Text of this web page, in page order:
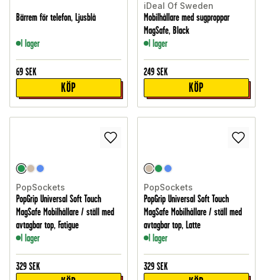
Bärrem för telefon, Ljusblå
I lager
69 SEK
KÖP
iDeal Of Sweden
Mobilhållare med sugproppar
MagSafe, Black
I lager
249 SEK
KÖP
PopSockets
PopGrip Universal Soft Touch
MagSafe Mobilhållare / ställ med
avtagbar top, Fatigue
I lager
329 SEK
PopSockets
PopGrip Universal Soft Touch
MagSafe Mobilhållare / ställ med
avtagbar top, Latte
I lager
329 SEK